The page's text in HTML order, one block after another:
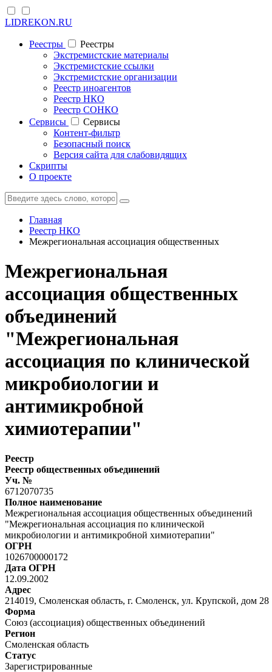
LIDREKON.RU
Реестры
Реестры
Экстремистские материалы
Экстремистские ссылки
Экстремистские организации
Реестр иноагентов
Реестр НКО
Реестр СОНКО
Cервисы
Cервисы
Контент-фильтр
Безопасный поиск
Версия сайта для слабовидящих
Скрипты
О проекте
Главная
Реестр НКО
Межрегиональная ассоциация общественных
Межрегиональная
ассоциация общественных
объединений
"Межрегиональная
ассоциация по клинической
микробиологии и
антимикробной
химиотерапии"
Реестр
Реестр общественных объединений
Уч. №
6712070735
Полное наименование
Межрегиональная ассоциация общественных объединений
"Межрегиональная ассоциация по клинической
микробиологии и антимикробной химиотерапии"
ОГРН
1026700000172
Дата ОГРН
12.09.2002
Адрес
214019, Смоленская область, г. Смоленск, ул. Крупской, дом 28
Форма
Союз (ассоциация) общественных объединений
Регион
Смоленская область
Статус
Зарегистрированные